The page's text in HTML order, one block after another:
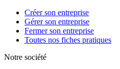
Créer son entreprise
Gérer son entreprise
Fermer son entreprise
Toutes nos fiches pratiques
Notre société